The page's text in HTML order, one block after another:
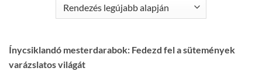
Ínycsiklandó mesterdarabok: Fedezd fel a sütemények
varázslatos világát